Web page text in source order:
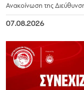
Ανακοίνωση της
07.08.2026